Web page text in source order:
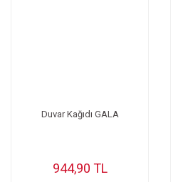
Duvar Kağıdı GALA
944,90 TL